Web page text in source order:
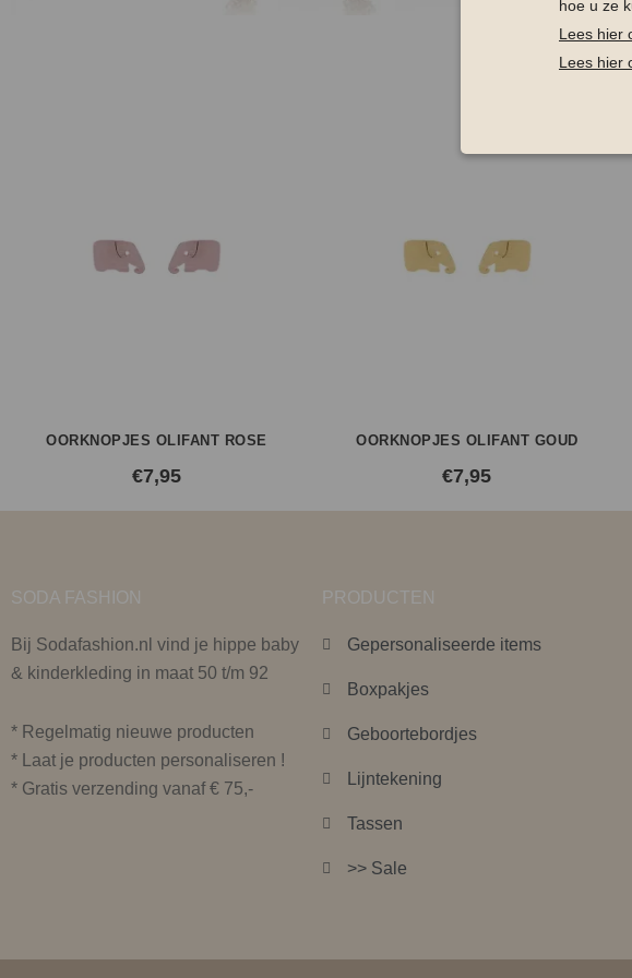
OORKNOPJES OLIFANT ROSE
€7,95
OORKNOPJES OLIFANT GOUD
€7,95
SODA FASHION
Bij Sodafashion.nl vind je hippe baby
& kinderkleding in maat 50 t/m 92
* Regelmatig nieuwe producten
* Laat je producten personaliseren !
* Gratis verzending vanaf € 75,-
PRODUCTEN
Gepersonaliseerde items
Boxpakjes
Geboortebordjes
Lijntekening
Tassen
>> Sale